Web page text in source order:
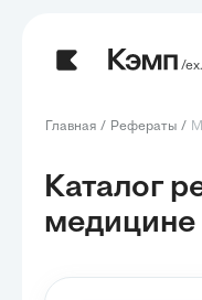
/ех.
Главная Рефераты
Каталог
медицине